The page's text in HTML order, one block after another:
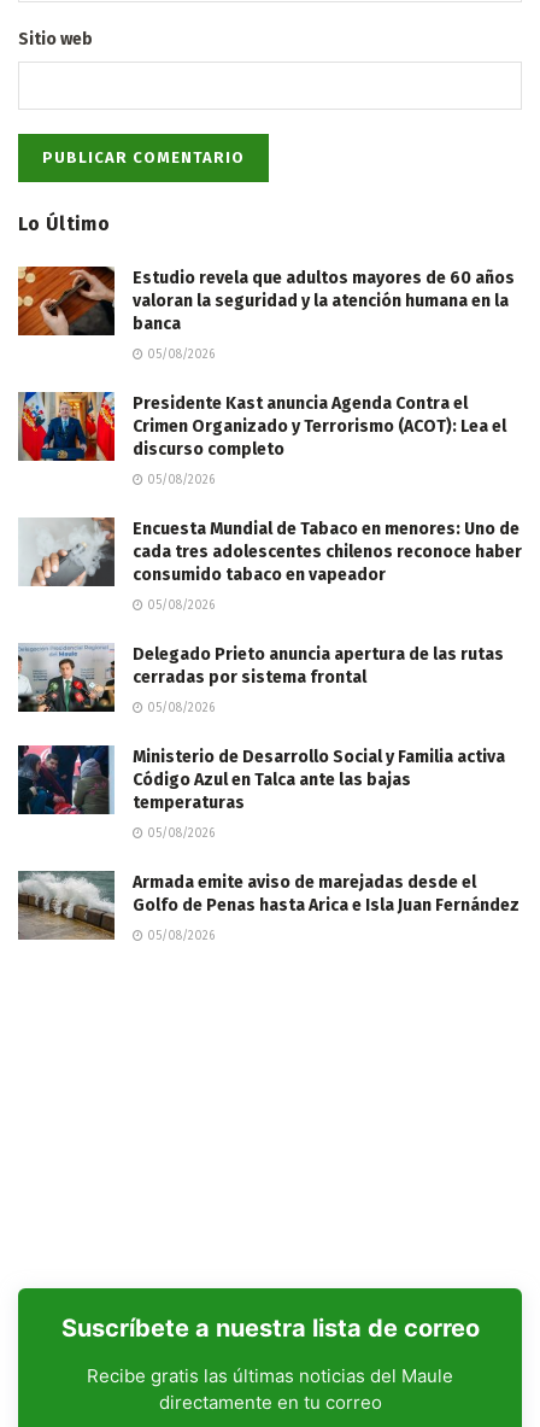
Sitio web
Lo Último
Estudio revela que adultos mayores de 60 años
valoran la seguridad y la atención humana en la
banca
05/08/2026
Presidente Kast anuncia Agenda Contra el
Crimen Organizado y Terrorismo (ACOT): Lea el
discurso completo
05/08/2026
Encuesta Mundial de Tabaco en menores: Uno de
cada tres adolescentes chilenos reconoce haber
consumido tabaco en vapeador
05/08/2026
Delegado Prieto anuncia apertura de las rutas
cerradas por sistema frontal
05/08/2026
Ministerio de Desarrollo Social y Familia activa
Código Azul en Talca ante las bajas
temperaturas
05/08/2026
​Armada emite aviso de marejadas desde el
Golfo de Penas hasta Arica e Isla Juan Fernández
05/08/2026
Suscríbete a nuestra lista de correo
Recibe gratis las últimas noticias del Maule
directamente en tu correo